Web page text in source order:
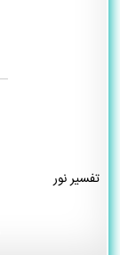
تفسیر نور